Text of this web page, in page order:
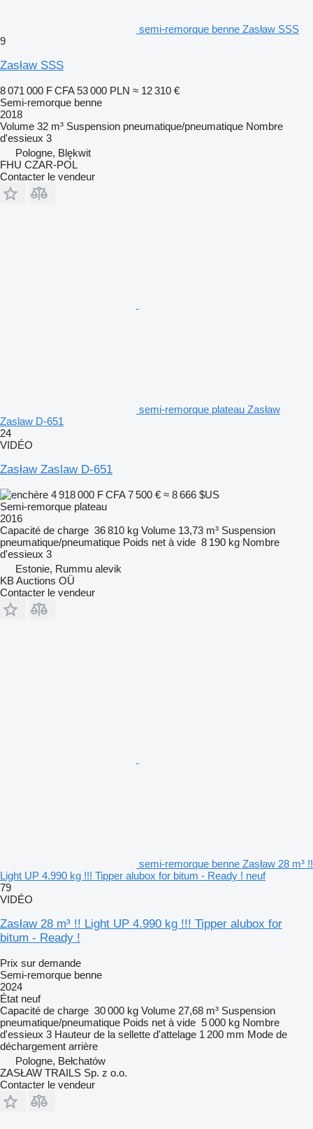
semi-remorque benne Zasław SSS
9
Zasław SSS
8 071 000 F CFA 53 000 PLN ≈ 12 310 €
Semi-remorque benne
2018
Volume 32 m³ Suspension pneumatique/pneumatique Nombre
d'essieux 3
Pologne, Blękwit
FHU CZAR-POL
Contacter le vendeur
semi-remorque plateau Zasław
Zaslaw D-651
24
VIDÉO
Zasław Zaslaw D-651
4 918 000 F CFA7 500 € ≈ 8 666 $US
Semi-remorque plateau
2016
Capacité de charge 36 810 kg Volume 13,73 m³ Suspension
pneumatique/pneumatique Poids net à vide 8 190 kg Nombre
d'essieux 3
Estonie, Rummu alevik
KB Auctions OÜ
Contacter le vendeur
semi-remorque benne Zasław 28 m³ !!
Light UP 4.990 kg !!! Tipper alubox for bitum - Ready ! neuf
79
VIDÉO
Zasław 28 m³ !! Light UP 4.990 kg !!! Tipper alubox for
bitum - Ready !
Prix sur demande
Semi-remorque benne
2024
État neuf
Capacité de charge 30 000 kg Volume 27,68 m³ Suspension
pneumatique/pneumatique Poids net à vide 5 000 kg Nombre
d'essieux 3 Hauteur de la sellette d'attelage 1 200 mm Mode de
déchargement arrière
Pologne, Bełchatów
ZASŁAW TRAILS Sp. z o.o.
Contacter le vendeur